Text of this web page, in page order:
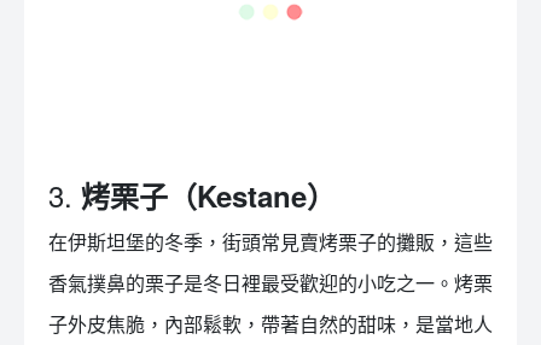
3. 烤栗子（Kestane）
在伊斯坦堡的冬季，街頭常見賣烤栗子的攤販，這些
香氣撲鼻的栗子是冬日裡最受歡迎的小吃之一。烤栗
子外皮焦脆，內部鬆軟，帶著自然的甜味，是當地人